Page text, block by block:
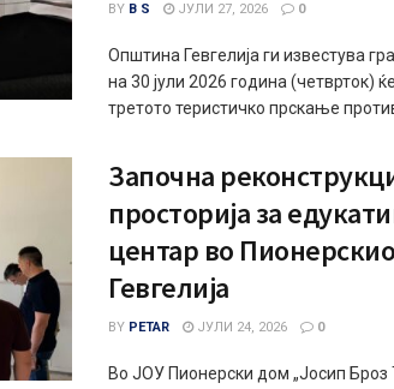
BY B S ЈУЛИ 27, 2026 0
Општина Гевгелија ги известува
на 30 јули 2026 година (четврток)
третото теристичко прскање
Започна
просторија за
центар во
Гевгелија
BY PETAR ЈУЛИ 24, 2026 0
Во ЈОУ Пионерски дом „Јосип Броз